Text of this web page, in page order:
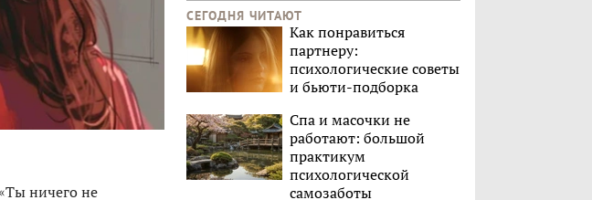
ничего не
СЕГОДНЯ ЧИТАЮТ
Как понравиться
партнеру:
психологические советы
и бьюти-подборка
Спа и масочки не
работают: большой
практикум
психологической
самозаботы